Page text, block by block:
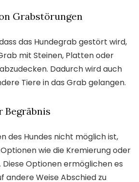
Grabstörungen
das Hundegrab gestört wird,
mit Steinen, Platten oder
Dadurch wird auch
Tiere in das Grab gelangen.
Begräbnis
des Hundes nicht möglich ist,
wie die Kremierung oder
Optionen ermöglichen es
andere Weise Abschied zu